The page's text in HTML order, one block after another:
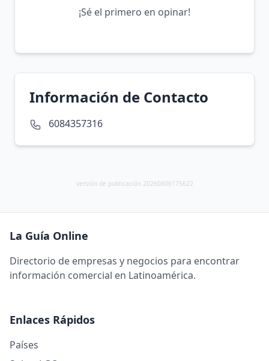
¡Sé el primero en opinar!
Información de Contacto
6084357316
versión de publicación 20260806175622
La Guía Online
Directorio de empresas y negocios para encontrar
información comercial en Latinoamérica.
Enlaces Rápidos
Países